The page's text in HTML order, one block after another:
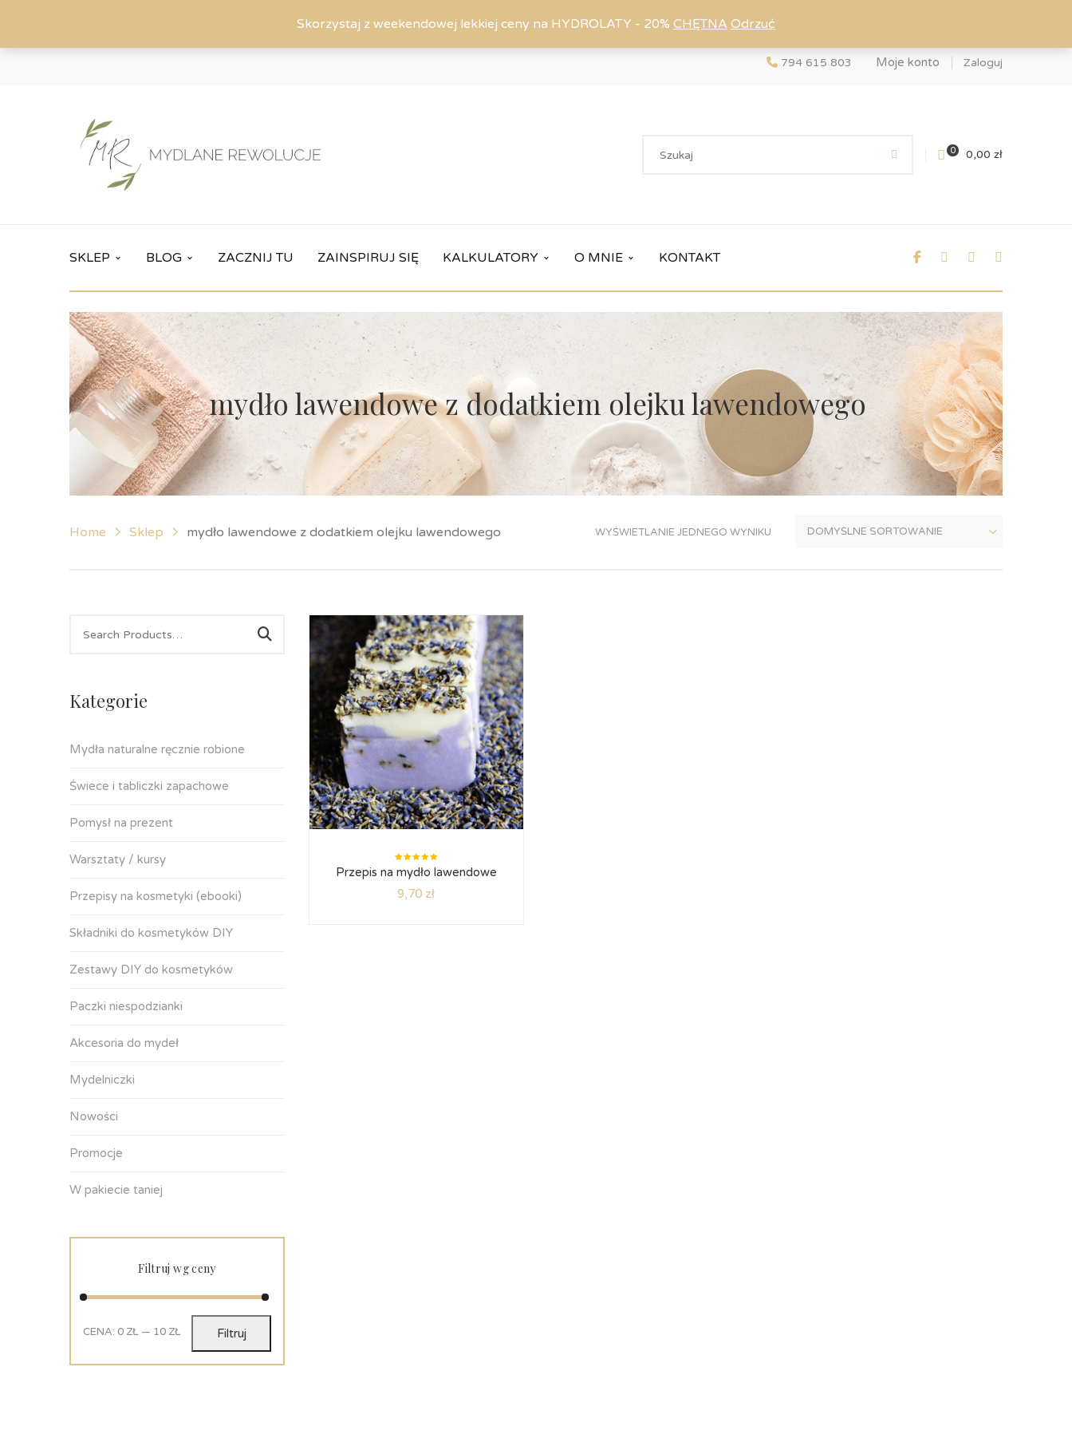
Skorzystaj z weekendowej lekkiej ceny na HYDROLATY - 20% CHĘTNA Odrzuć
794 615 803 Moje konto Zaloguj
0 0,00 zł
SKLEP BLOG ZACZNIJ TU ZAINSPIRUJ SIĘ KALKULATORY O MNIE KONTAKT
mydło lawendowe z dodatkiem olejku lawendowego
Home Sklep mydło lawendowe z dodatkiem olejku lawendowego WYŚWIETLANIE JEDNEGO WYNIKU
Kategorie
Mydła naturalne ręcznie robione
Świece i tabliczki zapachowe
Pomysł na prezent
Warsztaty / kursy
Przepisy na kosmetyki (ebooki)
Składniki do kosmetyków DIY
Zestawy DIY do kosmetyków
Paczki niespodzianki
Akcesoria do mydeł
Mydelniczki
Nowości
Promocje
W pakiecie taniej
Filtruj wg ceny
Filtruj
CENA: 0 ZŁ — 10 ZŁ
Oceniono
5.00na
Przepis na mydło lawendowe
9,70 zł